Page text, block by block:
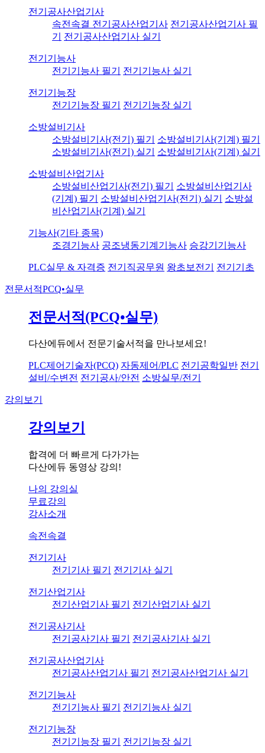
전기공사산업기사
속전속결 전기공사산업기사 전기공사산업기사 필
기
전기공사산업기사 실기
전기기능사
전기기능사 필기
전기기능사 실기
전기기능장
전기기능장 필기
전기기능장 실기
소방설비기사
소방설비기사(전기) 필기
소방설비기사(기계) 필기
소방설비기사(전기) 실기
소방설비기사(기계) 실기
소방설비산업기사
소방설비산업기사(전기) 필기
소방설비산업기사
(기계) 필기
소방설비산업기사(전기) 실기
소방설
비산업기사(기계) 실기
기능사(기타 종목)
조경기능사 공조냉동기계기능사 승강기기능사
PLC실무 & 자격증 전기직공무원 왕초보전기 전기기초
전문서적PCQ•실무
전문서적(PCQ•실무)
다산에듀에서 전문기술서적을 만나보세요!
PLC제어기술자(PCQ) 자동제어/PLC 전기공학일반 전기
설비/수변전 전기공사/안전 소방실무/전기
강의보기
강의보기
합격에 더 빠르게 다가가는
다산에듀 동영상 강의!
나의 강의실
무료강의
강사소개
속전속결
전기기사
전기기사 필기
전기기사 실기
전기산업기사
전기산업기사 필기
전기산업기사 실기
전기공사기사
전기공사기사 필기
전기공사기사 실기
전기공사산업기사
전기공사산업기사 필기
전기공사산업기사 실기
전기기능사
전기기능사 필기
전기기능사 실기
전기기능장
전기기능장 필기
전기기능장 실기